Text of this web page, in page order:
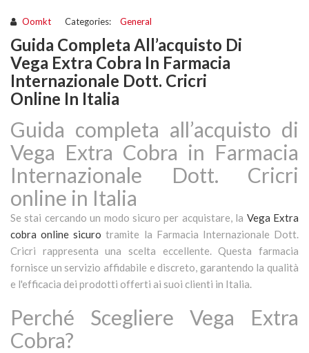
Oomkt Categories: General
Guida Completa All’acquisto Di
Vega Extra Cobra In Farmacia
Internazionale Dott. Cricri
Online In Italia
Guida completa all’acquisto di
Vega Extra Cobra in Farmacia
Internazionale Dott. Cricri
online in Italia
Se stai cercando un modo sicuro per acquistare, la Vega Extra
cobra online sicuro tramite la Farmacia Internazionale Dott.
Cricri rappresenta una scelta eccellente. Questa farmacia
fornisce un servizio affidabile e discreto, garantendo la qualità
e l'efficacia dei prodotti offerti ai suoi clienti in Italia.
Perché Scegliere Vega Extra
Cobra?